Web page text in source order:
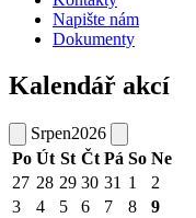
Napište nám
Dokumenty
Kalendář akcí
Srpen2026
Po Út St Čt Pá So Ne
27 28 29 30 31 1
2
3
4 5 6 7 8
9